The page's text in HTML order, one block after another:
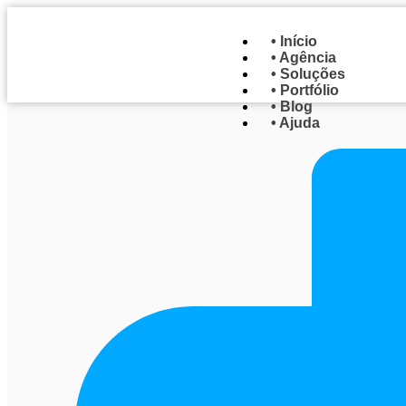
• Início
• Agência
• Soluções
• Portfólio
• Blog
• Ajuda